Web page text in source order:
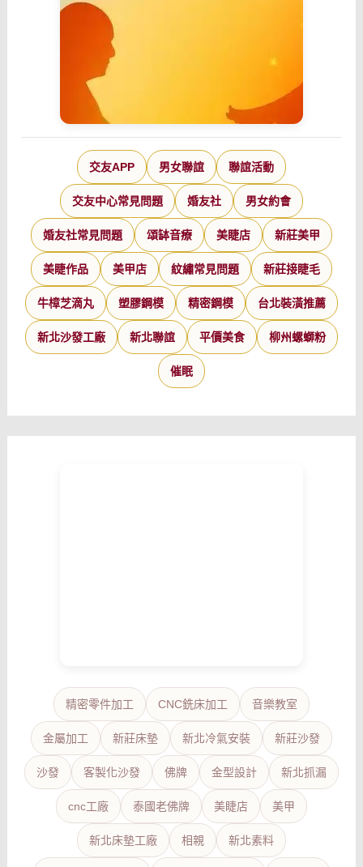
交友APP 男女聯誼 聯誼活動
交友中心常見問題 婚友社 男女約會
婚友社常見問題 頌缽音療 美睫店 新莊美甲
美睫作品 美甲店 紋繡常見問題 新莊接睫毛
牛樟芝滴丸 塑膠鋼模 精密鋼模 台北裝潢推薦
新北沙發工廠 新北聯誼 平價美食 柳州螺螄粉
催眠
精密零件加工 CNC銑床加工 音樂教室
金屬加工 新莊床墊 新北冷氣安裝 新莊沙發
沙發 客製化沙發 佛牌 金型設計 新北抓漏
cnc工廠 泰國老佛牌 美睫店 美甲
新北床墊工廠 相親 新北素料